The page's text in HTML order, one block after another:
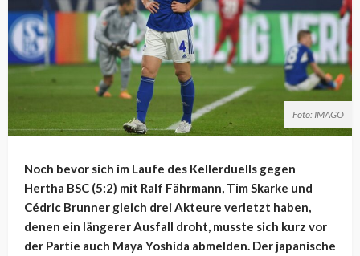
Foto: IMAGO
Noch bevor sich im Laufe des Kellerduells gegen
Hertha BSC (5:2) mit Ralf Fährmann, Tim Skarke und
Cédric Brunner gleich drei Akteure verletzt haben,
denen ein längerer Ausfall droht, musste sich kurz vor
der Partie auch Maya Yoshida abmelden. Der japanische